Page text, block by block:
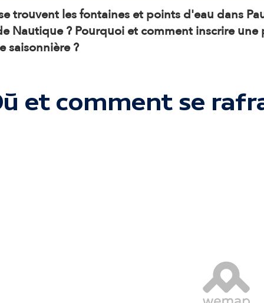
n
i
trouvent les fontaines et points d'eau dans
Nautique ? Pourquoi et comment inscrire
saisonnière ?
et comment se